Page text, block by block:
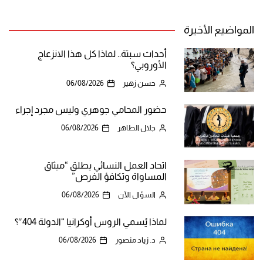
المواضيع الأخيرة
أحداث سبتة.. لماذا كل هذا الانزعاج
الأوروبي؟
حسن زهير 06/08/2026
حضور المحامي جوهري وليس مجرد إجراء
جلال الطاهر 06/08/2026
اتحاد العمل النسائي يطلق “ميثاق
المساواة وتكافؤ الفرص”
السؤال الآن 06/08/2026
لماذا يُسمي الروس أوكرانيا “الدولة 404″؟
د. زياد منصور 06/08/2026